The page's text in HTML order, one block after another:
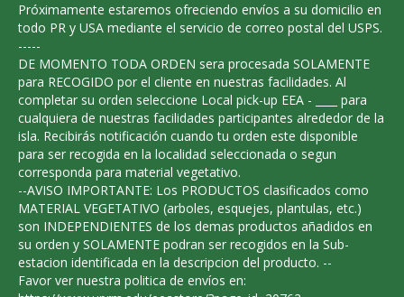
be
on
product
page
Próximamente estaremos ofreciendo envíos a su domicilio en
todo PR y USA mediante el servicio de correo postal del USPS.
-----
DE MOMENTO TODA ORDEN sera procesada SOLAMENTE
para RECOGIDO por el cliente en nuestras facilidades. Al
completar su orden seleccione Local pick-up EEA - ____ para
cualquiera de nuestras facilidades participantes alrededor de la
isla. Recibirás notificación cuando tu orden este disponible
para ser recogida en la localidad seleccionada o segun
corresponda para material vegetativo.
--AVISO IMPORTANTE: Los PRODUCTOS clasificados como
MATERIAL VEGETATIVO (arboles, esquejes, plantulas, etc.)
son INDEPENDIENTES de los demas productos añadidos en
su orden y SOLAMENTE podran ser recogidos en la Sub-
estacion identificada en la descripcion del producto. --
Favor ver nuestra politica de envíos en: